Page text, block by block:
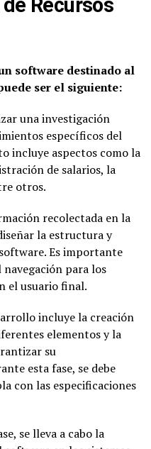
software destinado al
ser el siguiente:
una investigación
específicos del
incluye aspectos como la
de salarios, la
otros.
recolectada en la
la estructura y
Es importante
para los
el usuario final.
incluye la creación
elementos y la
su
esta fase, se debe
con las especificaciones
se lleva a cabo la